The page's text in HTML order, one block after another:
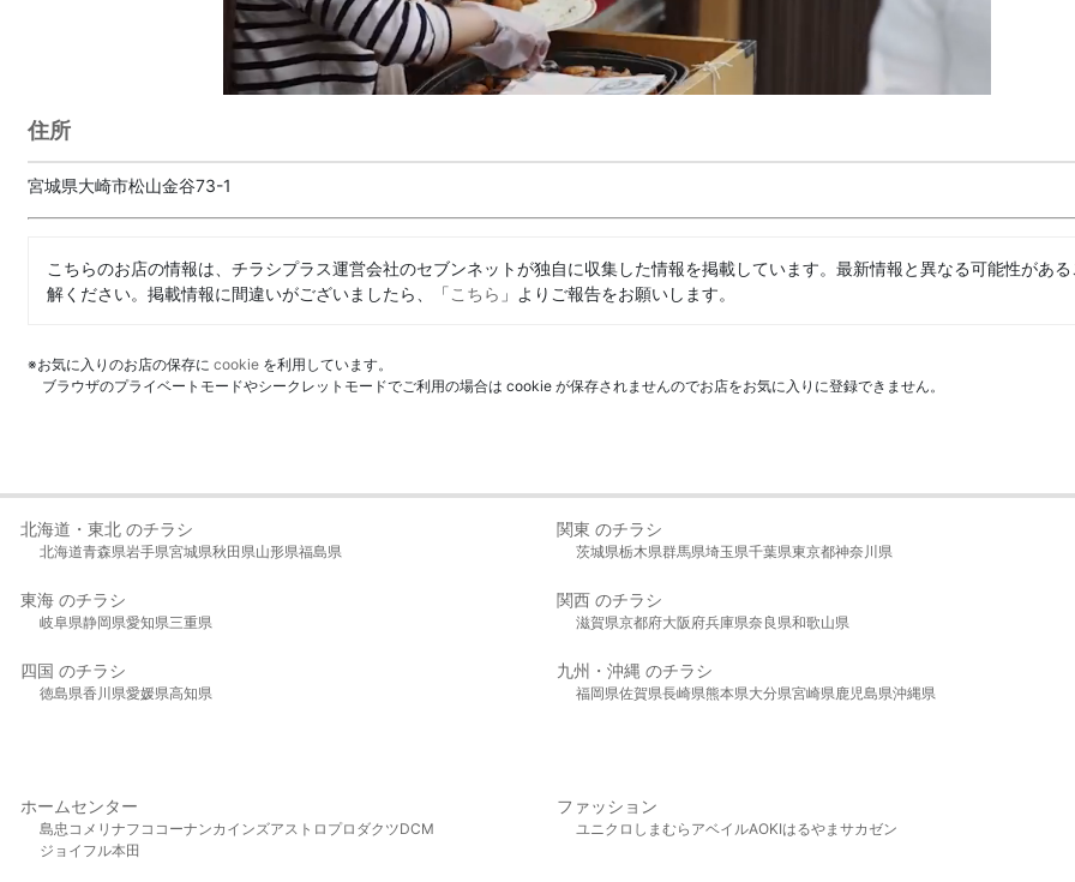
住所
宮城県大崎市松山金谷73-1
こちらのお店の情報は、チラシプラス運営会社のセブンネットが独自に収集した情報を掲載しています。最新情報と異なる可能性があ
解ください。掲載情報に間違いがございましたら、「こちら 」よりご報告をお願いします。
※お気に入りのお店の保存に cookie を利用しています。
ブラウザのプライベートモードやシークレットモードでご利用の場合は cookie が保存されませんのでお店をお気に入りに登録できません。
北海道・東北 のチラシ
北海道青森県岩手県宮城県秋田県山形県福島県
関東 のチラシ
茨城県栃木県群馬県埼玉県千葉県東京都神奈川県
東海 のチラシ
岐阜県静岡県愛知県三重県
関西 のチラシ
滋賀県京都府大阪府兵庫県奈良県和歌山県
四国 のチラシ
徳島県香川県愛媛県高知県
九州・沖縄 のチラシ
福岡県佐賀県長崎県熊本県大分県宮崎県鹿児島県沖縄県
ホームセンター
島忠 コメリ ナフコ コーナンカインズアストロプロダクツDCM
ジョイフル本田
ファッション
ユニクロ しまむら アベイルAOKIはるやま サカゼン